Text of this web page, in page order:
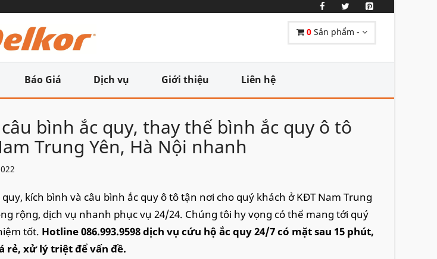
0 Sản phẩm -
Báo Giá Dịch vụ Giới thiệu Liên hệ
bình ắc quy, thay thế bình ắc quy ô tô
Trung Yên, Hà Nội nhanh
kích bình và câu bình ắc quy ô tô tận nơi cho quý khách ở KĐT Nam Trung
rộng, dịch vụ nhanh phục vụ 24/24. Chúng tôi hy vọng có thể mang tới quý
tốt. Hotline 086.993.9598 dịch vụ cứu hộ ắc quy 24/7 có mặt sau 15 phút,
rẻ, xử lý triệt để vấn đề.